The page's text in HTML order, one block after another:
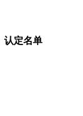
认定名单